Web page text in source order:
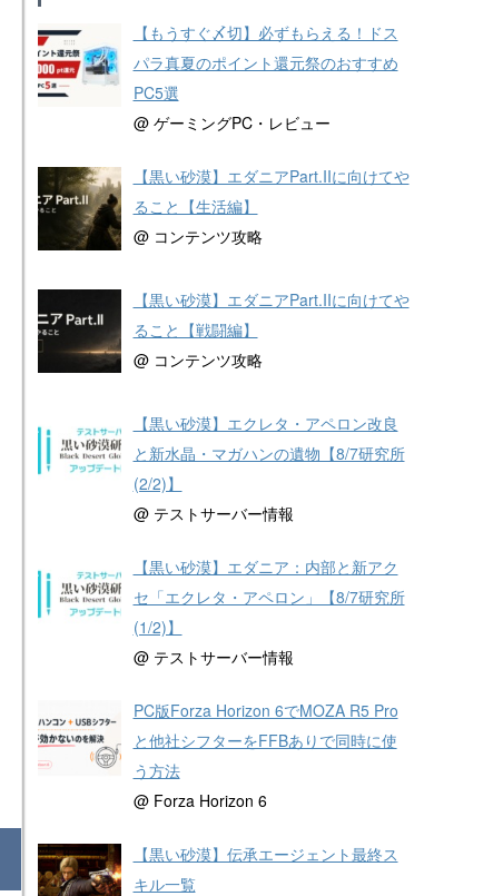
【もうすぐ〆切】必ずもらえる！ドス
パラ真夏のポイント還元祭のおすすめ
PC5選
@ ゲーミングPC・レビュー
【黒い砂漠】エダニアPart.IIに向けてや
ること【生活編】
@ コンテンツ攻略
【黒い砂漠】エダニアPart.IIに向けてや
ること【戦闘編】
@ コンテンツ攻略
【黒い砂漠】エクレタ・アペロン改良
と新水晶・マガハンの遺物【8/7研究所
(2/2)】
@ テストサーバー情報
【黒い砂漠】エダニア：内部と新アク
セ「エクレタ・アペロン」【8/7研究所
(1/2)】
@ テストサーバー情報
PC版Forza Horizon 6でMOZA R5 Pro
と他社シフターをFFBありで同時に使
う方法
@ Forza Horizon 6
【黒い砂漠】伝承エージェント最終ス
キル一覧